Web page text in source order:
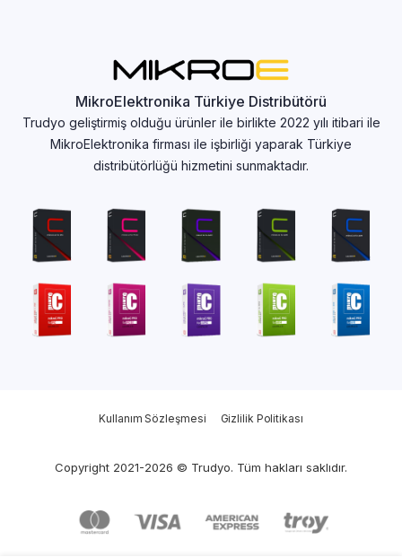
MikroElektronika Türkiye Distribütörü
Trudyo geliştirmiş olduğu ürünler ile birlikte 2022 yılı itibari ile
MikroElektronika firması ile işbirliği yaparak Türkiye
distribütörlüğü hizmetini sunmaktadır.
Kullanım Sözleşmesi Gizlilik Politikası
Copyright 2021-2026 © Trudyo. Tüm hakları saklıdır.